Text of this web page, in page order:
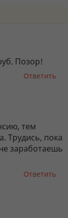
Позор!
Ответить
тем
Трудись, пока
заработаешь
Ответить